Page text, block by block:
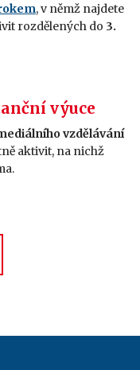
, v němž najdete
rozdělených do 3.
výuce
vzdělávání
aktivit, na nichž